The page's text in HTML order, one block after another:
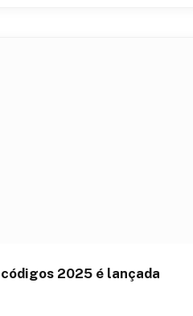
2025 é lançada